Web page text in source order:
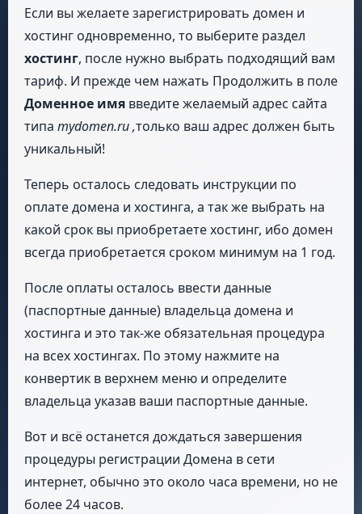
Если вы желаете зарегистрировать домен и
хостинг одновременно, то выберите раздел
хостинг, после нужно выбрать подходящий вам
тариф. И прежде чем нажать Продолжить в поле
Доменное имя введите желаемый адрес сайта
типа mydomen.ru ,только ваш адрес должен быть
уникальный!
Теперь осталось следовать инструкции по
оплате домена и хостинга, а так же выбрать на
какой срок вы приобретаете хостинг, ибо домен
всегда приобретается сроком минимум на 1 год.
После оплаты осталось ввести данные
(паспортные данные) владельца домена и
хостинга и это так-же обязательная процедура
на всех хостингах. По этому нажмите на
конвертик в верхнем меню и определите
владельца указав ваши паспортные данные.
Вот и всё останется дождаться завершения
процедуры регистрации Домена в сети
интернет, обычно это около часа времени, но не
более 24 часов.